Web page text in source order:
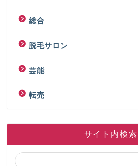
総合
脱毛サロン
芸能
転売
サイト内検索